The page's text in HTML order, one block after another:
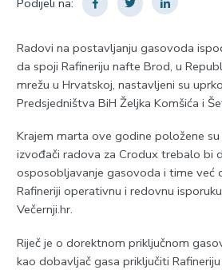
Podijeli na:
Radovi na postavljanju gasovoda
da spoji Rafineriju nafte Brod, u
mrežu u Hrvatskoj, nastavljeni su
Predsjedništva BiH Željka Komšića i
Krajem marta ove godine položene su
izvođači radova za Crodux trebalo bi
osposobljavanje gasovoda i time već
Rafineriji operativnu i redovnu
Večernji.hr.
Riječ je o dorektnom priključnom
kao dobavljač gasa priključiti